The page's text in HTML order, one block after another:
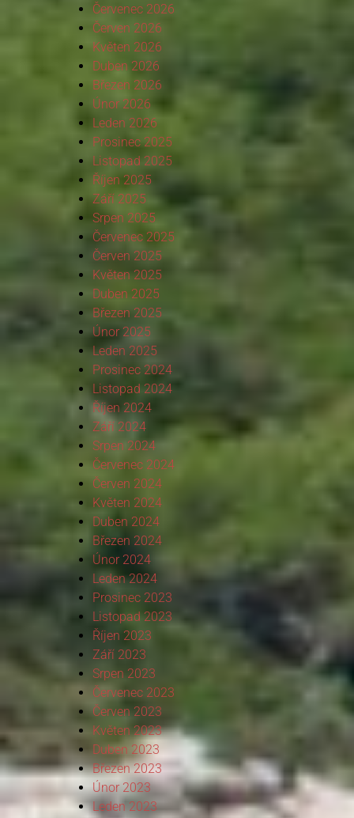
Červenec 2026
Červen 2026
Květen 2026
Duben 2026
Březen 2026
Únor 2026
Leden 2026
Prosinec 2025
Listopad 2025
Říjen 2025
Září 2025
Srpen 2025
Červenec 2025
Červen 2025
Květen 2025
Duben 2025
Březen 2025
Únor 2025
Leden 2025
Prosinec 2024
Listopad 2024
Říjen 2024
Září 2024
Srpen 2024
Červenec 2024
Červen 2024
Květen 2024
Duben 2024
Březen 2024
Únor 2024
Leden 2024
Prosinec 2023
Listopad 2023
Říjen 2023
Září 2023
Srpen 2023
Červenec 2023
Červen 2023
Květen 2023
Duben 2023
Březen 2023
Únor 2023
Leden 2023